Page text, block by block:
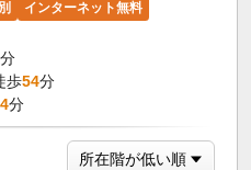
インターネット無料
分
歩54分
分